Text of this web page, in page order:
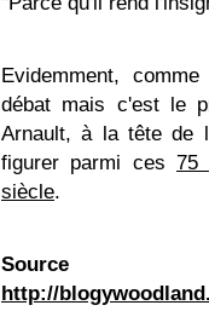
Evidemment,
débat mais c'est le
Arnault, à la tête de
figurer parmi ces 75
siècle.
Source
http://